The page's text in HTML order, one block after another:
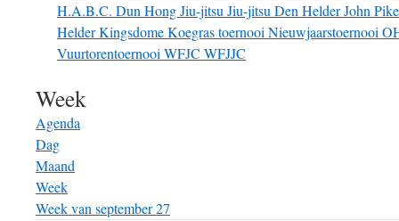
H.A.B.C. Dun HongJiu-jitsu Jiu-jitsu Den HelderJohn
HelderKingsdomeKoegras toernooi Nieuwjaarstoernooi
Vuurtorentoernooi WFJC WFJJC
Week
Agenda
Dag
Maand
Week
Week van september 27